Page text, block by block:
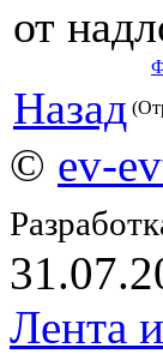
от
Назад
© ev-
Лента